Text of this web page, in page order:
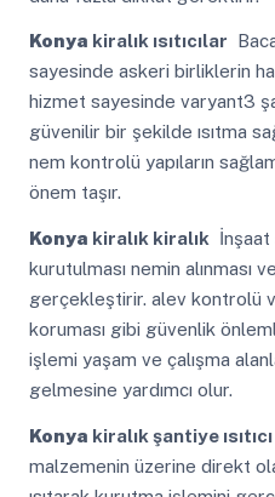
Konya kiralık ısıtıcılar
sayesinde askeri birliklerin
hizmet sayesinde varyant3
güvenilir bir şekilde ısıtma
nem kontrolü yapıların
önem taşır.
Konya kiralık kiralık İnşaat
kurutulması nemin alınması
gerçekleştirir. alev kontrolü
koruması gibi güvenlik
işlemi yaşam ve çalışma
gelmesine yardımcı olur.
Konya kiralık şantiye
malzemenin üzerine direkt